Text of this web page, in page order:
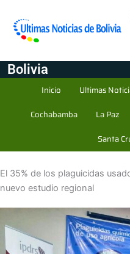
Bolivia
Inicio Ultimas
Cochabamba
La Paz
Santa
El 35% de los plaguicidas
nuevo estudio regional